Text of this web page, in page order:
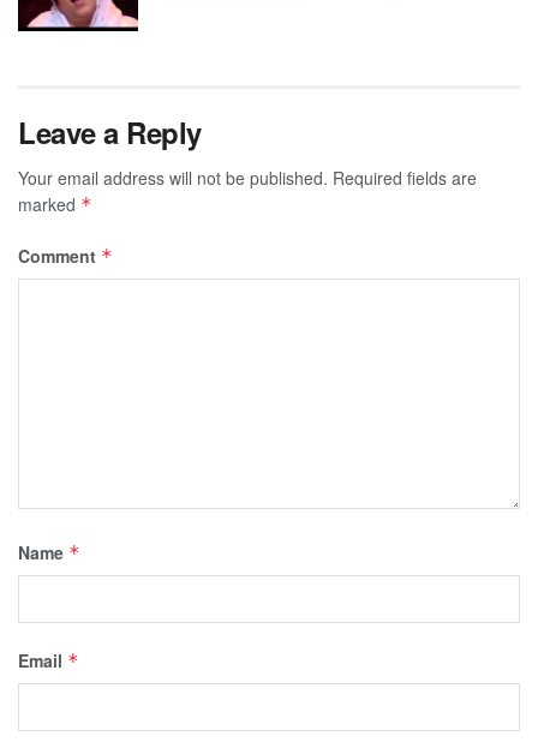
Leave a Reply
Your email address will not be published. Required fields are
marked *
Comment *
Name *
Email *